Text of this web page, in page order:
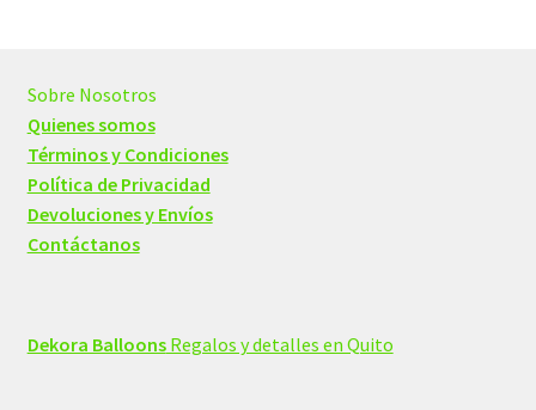
Sobre Nosotros
Quienes somos
Términos y Condiciones
Política de Privacidad
Devoluciones y Envíos
Contáctanos
Dekora BalloonsRegalos y detalles en Quito